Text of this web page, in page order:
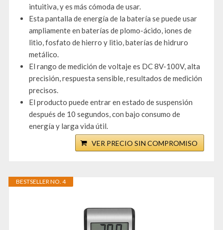
intuitiva, y es más cómoda de usar.
Esta pantalla de energía de la batería se puede usar
ampliamente en baterías de plomo-ácido, iones de
litio, fosfato de hierro y litio, baterías de hidruro
metálico.
El rango de medición de voltaje es DC 8V-100V, alta
precisión, respuesta sensible, resultados de medición
precisos.
El producto puede entrar en estado de suspensión
después de 10 segundos, con bajo consumo de
energía y larga vida útil.
VER PRECIO SIN COMPROMISO
BESTSELLER NO. 4